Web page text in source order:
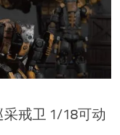
采戒卫 1/18可动